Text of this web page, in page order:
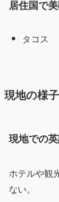
居住国で
タコス
現地の様子
現地での
ホテルや観
ない。